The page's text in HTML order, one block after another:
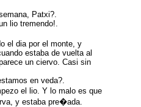
Patxi?.
lio tremendo!.
el dia por el monte, y
estaba de vuelta al
un ciervo. Casi sin
en veda?.
el lio. Y lo malo es que
y estaba pre�ada.